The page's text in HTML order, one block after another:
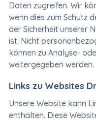
Daten zugreifen. Wir
wenn dies zum Schutz
der Sicherheit unserer
ist. Nicht
können zu Analyse-
weitergegeben werden.
Links zu Websites
Unsere Website kann
enthalten. Diese